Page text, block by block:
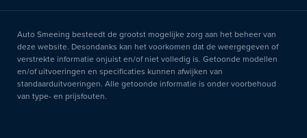
Auto Smeeing besteedt de grootst mogelijke zorg aan het beheer van
deze website. Desondanks kan het voorkomen dat de weergegeven of
verstrekte informatie onjuist en/of niet volledig is. Getoonde modellen
en/of uitvoeringen en specificaties kunnen afwijken van
standaarduitvoeringen. Alle getoonde informatie is onder voorbehoud
van type- en prijsfouten.